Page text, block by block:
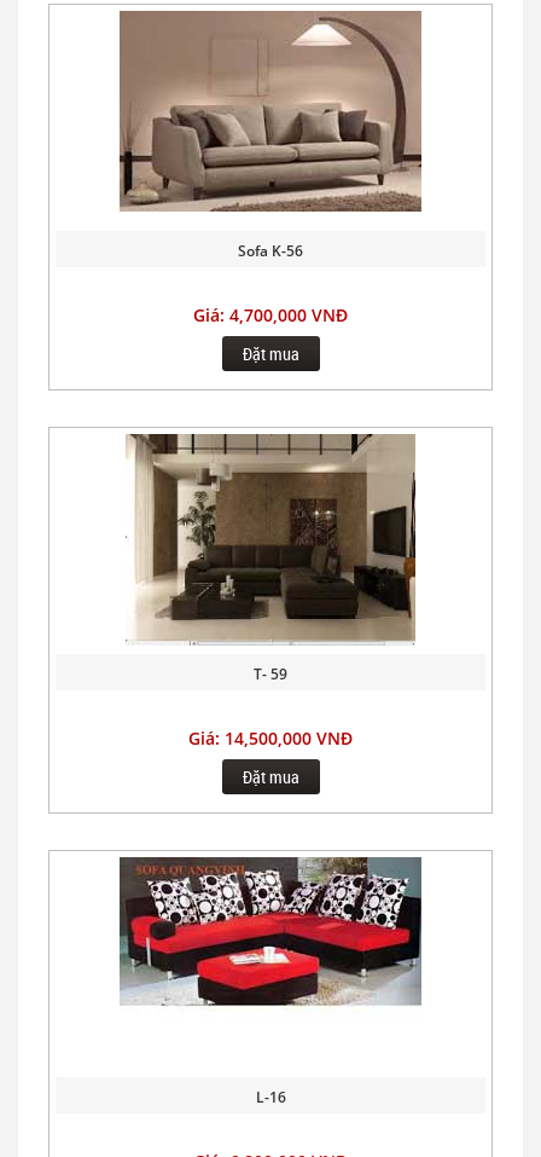
Sofa K-56
Giá: 4,700,000 VNĐ
Đặt mua
T- 59
Giá: 14,500,000 VNĐ
Đặt mua
L-16